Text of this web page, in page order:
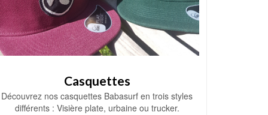
Casquettes
Découvrez nos casquettes Babasurf en trois styles
différents : Visière plate, urbaine ou trucker.